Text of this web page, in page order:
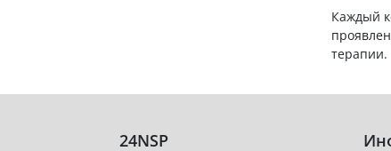
Каждый
терапии.
24NSP